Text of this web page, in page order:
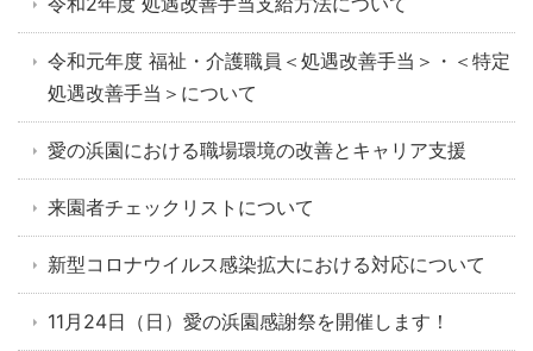
令和元年度 福祉・介護職員＜処遇改善手当＞・＜特定
処遇改善手当＞について
愛の浜園における職場環境の改善とキャリア支援
来園者チェックリストについて
新型コロナウイルス感染拡大における対応について
11月24日（日）愛の浜園感謝祭を開催します！